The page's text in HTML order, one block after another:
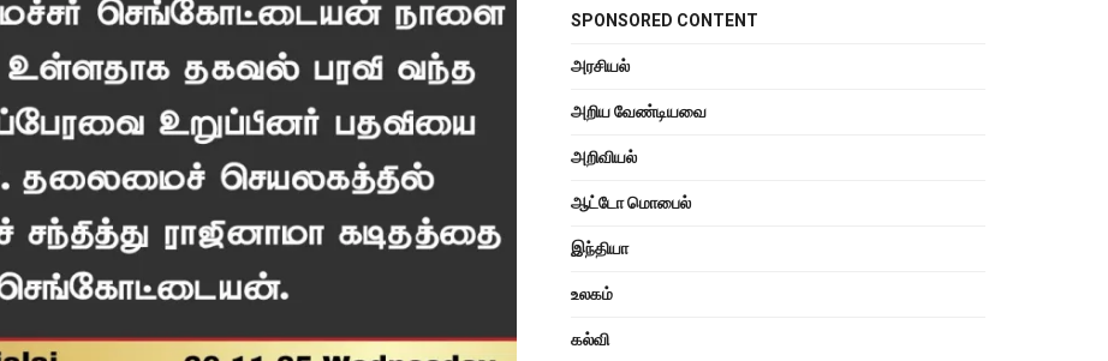
SPONSORED CONTENT
அரசியல்
அறிய வேண்டியவை
அறிவியல்
ஆட்டோ மொபைல்
இந்தியா
உலகம்
கல்வி